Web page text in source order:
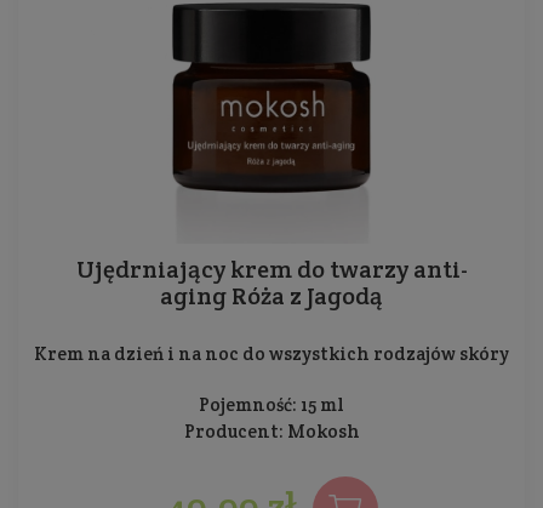
Ujędrniający krem do twarzy anti-
aging Róża z Jagodą
Krem na dzień i na noc do wszystkich rodzajów skóry
Pojemność: 15 ml
Producent: Mokosh